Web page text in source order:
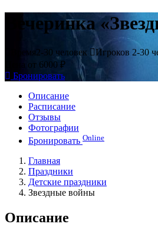
Вечеринка
Время2-30 человек Игроков 2-30
Цена от 6000 ₽
Бронировать
Описание
Расписание
Отзывы
Фотографии
Бронировать Online
Главная
Праздники
Детские праздники
Звездные войны
Описание